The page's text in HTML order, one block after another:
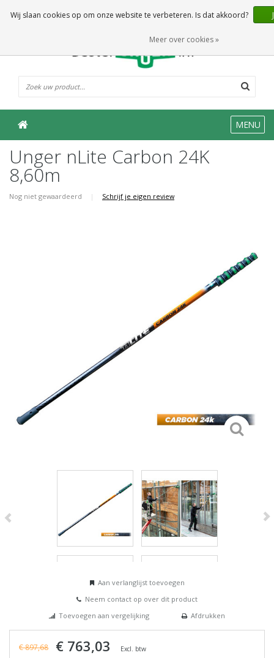
0 Artikelen
MENU
Unger nLite Carbon 24K
8,60m
Nog niet gewaardeerd | Schrijf je eigen review
Aan verlanglijst toevoegen
Neem contact op over dit product
Toevoegen aan vergelijking
Afdrukken
€ 897,68 € 763,03 Excl. btw
Wij slaan cookies op om onze website te verbeteren. Is dat akkoord?
Meer over cookies »